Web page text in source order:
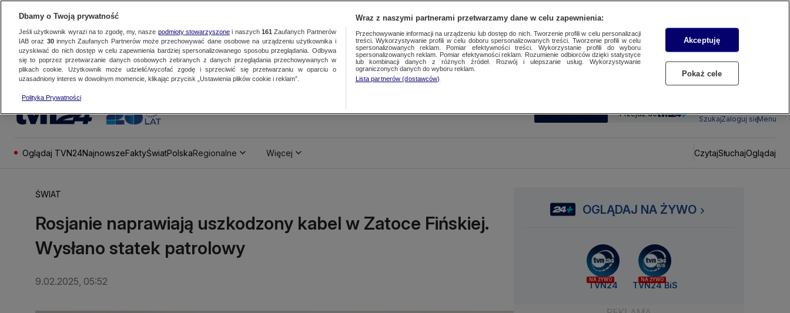
SUBSKRYBUJ Przejdź do
SzukajZaloguj sięMenu
Oglądaj TVN24NajnowszeFaktyŚwiatPolskaRegionalne Więcej CzytajSłuchajOglądaj
ŚWIAT
Rosjanie naprawiają uszkodzony kabel w Zatoce Fińskiej.
Wysłano statek patrolowy
9.02.2025, 05:52
OGLĄDAJ NA ŻYWO
NA ŻYWO
TVN24
NA ŻYWO
TVN24 BiS
Dbamy o Twoją prywatność
Jeśli użytkownik wyrazi na to zgodę, my, nasze podmioty stowarzyszonei naszych 161 Zaufanych Partnerów
IAB oraz 30innych Zaufanych Partnerów może przechowywać dane osobowe na urządzeniu użytkownika i
uzyskiwać do nich dostęp w celu zapewnienia bardziej spersonalizowanego sposobu przeglądania. Odbywa
się to poprzez przetwarzanie danych osobowych zebranych z danych przeglądania przechowywanych w
plikach cookie. Użytkownik może udzielić/wycofać zgodę i sprzeciwić się przetwarzaniu w oparciu o
uzasadniony interes w dowolnym momencie, klikając przycisk „Ustawienia plików cookie i reklam”.
Polityka Prywatności
Wraz z naszymi partnerami przetwarzamy dane w celu zapewnienia:
Przechowywanie informacji na urządzeniu lub dostęp do nich. Tworzenie profili w celu personalizacji
treści. Wykorzystywanie profili w celu doboru spersonalizowanych treści. Tworzenie profili w celu
spersonalizowanych reklam. Pomiar efektywności treści. Wykorzystanie profili do wyboru
spersonalizowanych reklam. Pomiar efektywności reklam. Rozumienie odbiorców dzięki statystyce
lub kombinacji danych z różnych źródeł. Rozwój i ulepszanie usług. Wykorzystywanie
ograniczonych danych do wyboru reklam.
Lista partnerów (dostawców)
Akceptuję
Pokaż cele